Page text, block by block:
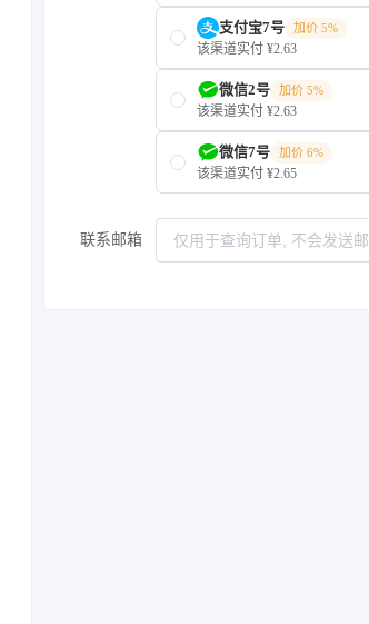
支付宝7号 加价 5%
该渠道实付 ¥2.63
微信2号 加价 5%
该渠道实付 ¥2.63
微信7号 加价 6%
该渠道实付 ¥2.65
联系邮箱